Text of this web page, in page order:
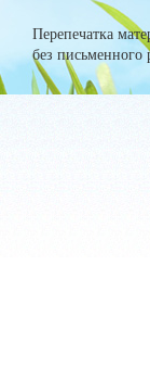
Перепечатка
без письменного